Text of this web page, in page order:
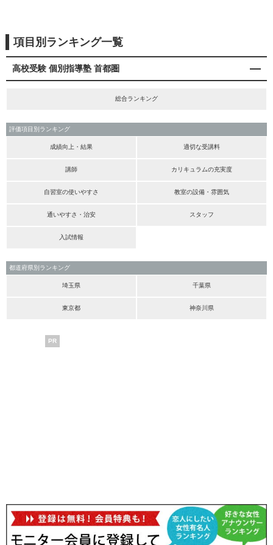
項目別ランキング一覧
高校受験 個別指導塾 首都圏
総合ランキング
評価項目別ランキング
成績向上・結果 適切な受講料
講師 カリキュラムの充実度
自習室の使いやすさ 教室の設備・雰囲気
通いやすさ・治安 スタッフ
入試情報
都道府県別ランキング
埼玉県 千葉県
東京都 神奈川県
PR